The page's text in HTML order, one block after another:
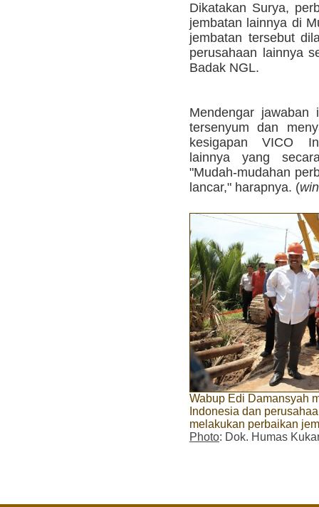
Dikatakan Surya,
jembatan lainnya di
jembatan tersebut
perusahaan lainnya
Badak NGL.
Mendengar
tersenyum dan
kesigapan VICO
lainnya yang
"Mudah-mudahan
lancar," harapnya. (win
Wabup Edi Damansyah
Indonesia dan
melakukan perbaikan
Photo: Dok. Humas